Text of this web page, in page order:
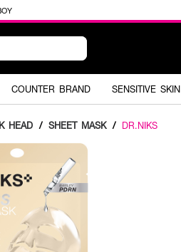
COUNTER BRAND SENSITIVE SKIN
HEAD / SHEET MASK / DR.NIKS